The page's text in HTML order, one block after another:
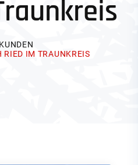
RIED IM TRAUNKREIS